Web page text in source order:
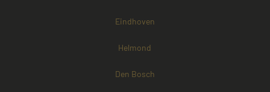
Eindhoven
Helmond
Den Bosch